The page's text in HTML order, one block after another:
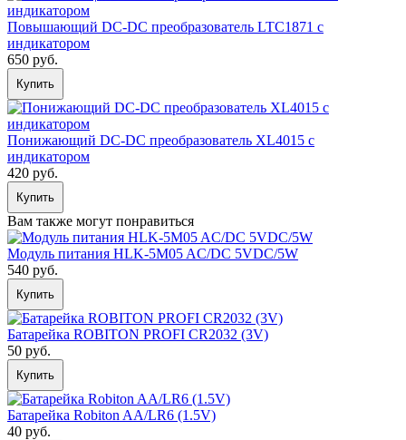
Повышающий DC-DС преобразователь LTC1871 с
индикатором
650 руб.
Купить
Понижающий DC-DС преобразователь XL4015 с
индикатором
420 руб.
Купить
Вам также могут понравиться
Модуль питания HLK-5M05 AC/DC 5VDC/5W
540 руб.
Купить
Батарейка ROBITON PROFI CR2032 (3V)
50 руб.
Купить
Батарейка Robiton AA/LR6 (1.5V)
40 руб.